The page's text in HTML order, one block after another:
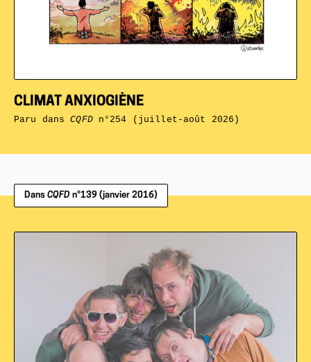
CLIMAT ANXIOGIÈNE
Paru dansCQFDn°254 (juillet-août 2026)
Dans CQFD n°139 (janvier 2016)